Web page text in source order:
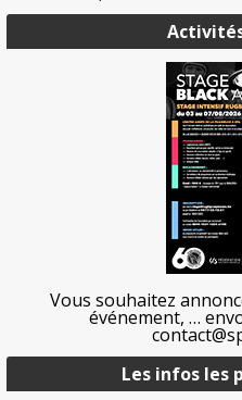
Vous souhaitez
événement, …
Les infos les